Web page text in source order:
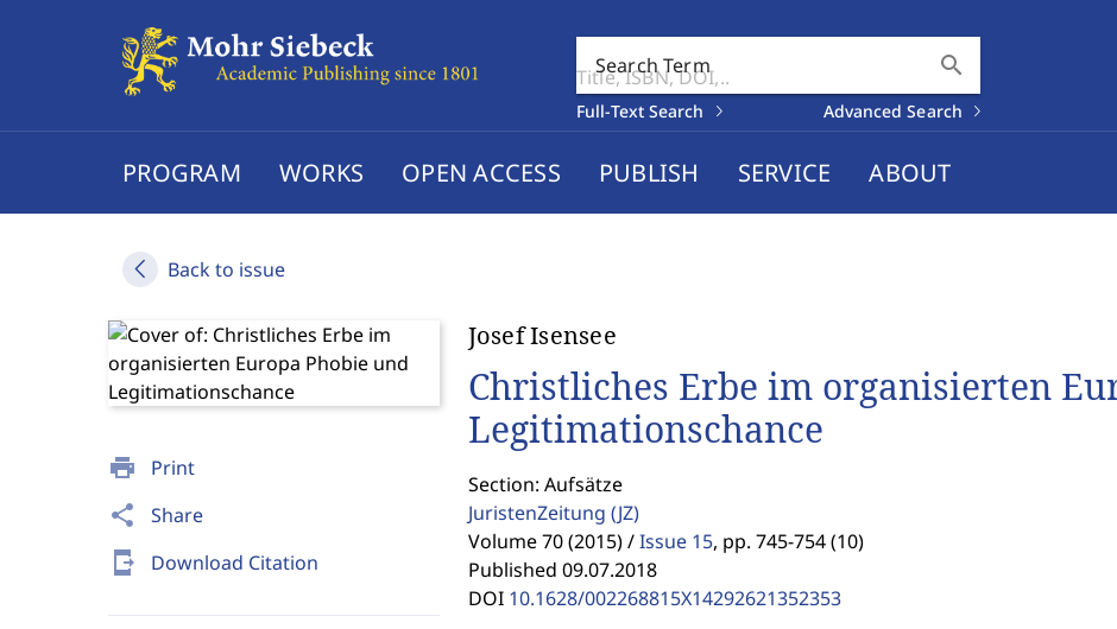
Search Term search
Full-Text Search Advanced Search
PROGRAM WORKS OPEN ACCESS PUBLISH SERVICE ABOUT
Back to issue
print Print
share Share
send_to_mobile Download Citation
Josef Isensee
Christliches Erbe im organisierten
Legitimationschance
Section: Aufsätze
JuristenZeitung (JZ)
Volume 70 (2015) / Issue 15, pp. 745-754 (10)
Published 09.07.2018
DOI 10.1628/002268815X14292621352353